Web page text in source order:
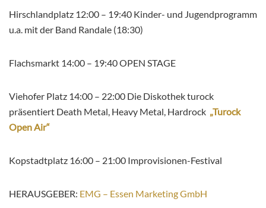
Hirschlandplatz 12:00 – 19:40 Kinder- und Jugendprogramm
u.a. mit der Band Randale (18:30)
Flachsmarkt 14:00 – 19:40 OPEN STAGE
Viehofer Platz 14:00 – 22:00 Die Diskothek turock
präsentiert Death Metal, Heavy Metal, Hardrock „Turock
Open Air“
Kopstadtplatz 16:00 – 21:00 Improvisionen-Festival
HERAUSGEBER: EMG – Essen Marketing GmbH